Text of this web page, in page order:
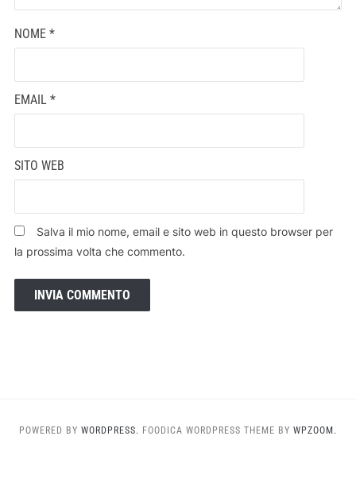
NOME *
EMAIL *
SITO WEB
Salva il mio nome, email e sito web in questo browser per
la prossima volta che commento.
POWERED BY WORDPRESS. FOODICA WORDPRESS THEME BY WPZOOM.